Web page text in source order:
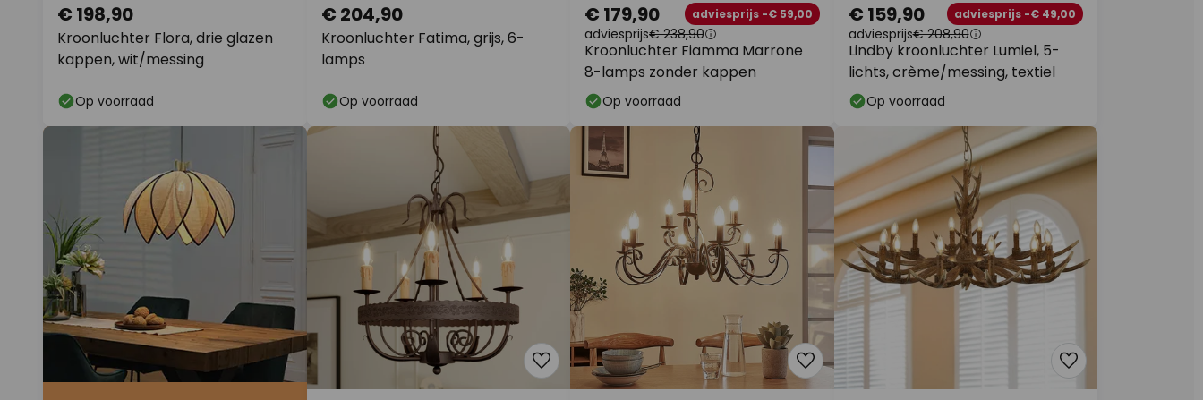
Kroonluchter Flora, drie glazen
kappen, wit/messing
€ 198,90
Op voorraad
Kroonluchter Fatima, grijs, 6-
lamps
€ 204,90
Op voorraad
Kroonluchter Fiamma Marrone
8-lamps zonder kappen
€ 179,90 adviesprijs -€ 59,00
adviesprijs€ 238,90
Op voorraad
Lindby kroonluchter Lumiel, 5-
lichts, crème/messing, textiel
€ 159,90 adviesprijs -€ 49,00
adviesprijs€ 208,90
Op voorraad